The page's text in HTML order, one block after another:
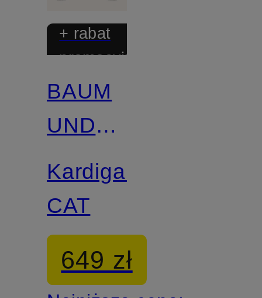
+ rabat
promocyjny
BAUM
UND
PFERDGARTEN
Kardigan
CAT
649 zł